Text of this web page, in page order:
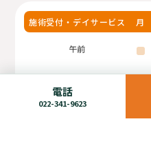
施術受付・デイサービス 月
午前
電話
022-341-9623